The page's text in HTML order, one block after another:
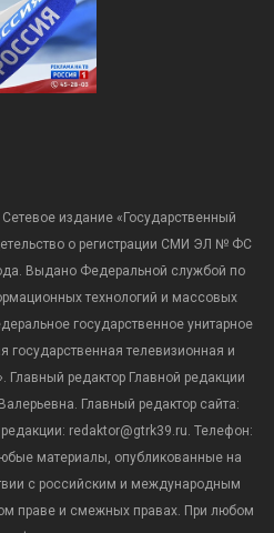
издание «Государственный
о регистрации СМИ ЭЛ № ФС
Выдано Федеральной службой по
технологий и массовых
государственное унитарное
государственная телевизионная и
редактор Главной редакции
Главный редактор сайта:
redaktor@gtrk39.ru. Телефон:
материалы, опубликованные на
с российским и международным
праве и смежных правах. При любом